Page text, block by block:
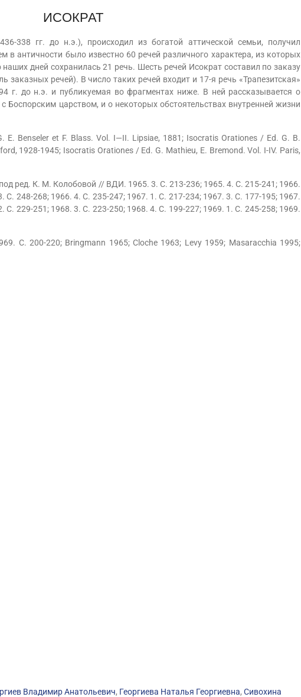
ИСОКРАТ
338 гг. до н.э.), происходил из богатой аттической семьи, получил
в античности было известно 60 речей различного характера, из которых
дней сохранилась 21 речь. Шесть речей Исократ составил по заказу
заказных речей). В число таких речей входит и 17-я речь «Трапезитская»
г. до н.э. и публикуемая во фрагментах ниже. В ней рассказывается о
Боспорским царством, и о некоторых обстоятельствах внутренней жизни
E. Benseler et F. Blass. Vol. I—II. Lipsiae, 1881; Isocratis Orationes / Ed. G. B.
1928-1945; Isocratis Orationes / Ed. G. Mathieu, E. Bremond. Vol. I-IV. Paris,
ред. К. М. Колобовой // ВДИ. 1965. 3. С. 213-236; 1965. 4. С. 215-241; 1966.
С. 248-268; 1966. 4. С. 235-247; 1967. 1. С. 217-234; 1967. 3. С. 177-195; 1967.
С. 229-251; 1968. 3. С. 223-250; 1968. 4. С. 199-227; 1969. 1. С. 245-258; 1969.
С. 200-220; Bringmann 1965; Cloche 1963; Levy 1959; Masaracchia 1995;
Владимир Анатольевич, Георгиева Наталья Георгиевна, Сивохина